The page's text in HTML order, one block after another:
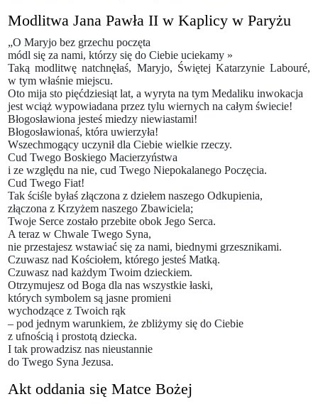
Modlitwa Jana Pawła II w Kaplicy w Paryżu
„O Maryjo bez grzechu poczęta
módl się za nami, którzy się do Ciebie uciekamy »
Taką modlitwę natchnęłaś, Maryjo, Świętej Katarzynie Labouré,
w tym właśnie miejscu.
Oto mija sto pięćdziesiąt lat, a wyryta na tym Medaliku inwokacja
jest wciąż wypowiadana przez tylu wiernych na całym świecie!
Błogosławiona jesteś miedzy niewiastami!
Błogosławionaś, która uwierzyła!
Wszechmogący uczynił dla Ciebie wielkie rzeczy.
Cud Twego Boskiego Macierzyństwa
i ze względu na nie, cud Twego Niepokalanego Poczęcia.
Cud Twego Fiat!
Tak ściśle byłaś złączona z dziełem naszego Odkupienia,
złączona z Krzyżem naszego Zbawiciela;
Twoje Serce zostało przebite obok Jego Serca.
A teraz w Chwale Twego Syna,
nie przestajesz wstawiać się za nami, biednymi grzesznikami.
Czuwasz nad Kościołem, którego jesteś Matką.
Czuwasz nad każdym Twoim dzieckiem.
Otrzymujesz od Boga dla nas wszystkie łaski,
których symbolem są jasne promieni
wychodzące z Twoich rąk
– pod jednym warunkiem, że zbliżymy się do Ciebie
z ufnością i prostotą dziecka.
I tak prowadzisz nas nieustannie
do Twego Syna Jezusa.
Akt oddania się Matce Bożej